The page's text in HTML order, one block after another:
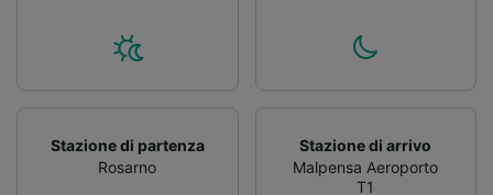
Stazione di partenza
Rosarno
Stazione di arrivo
Malpensa Aeroporto
T1